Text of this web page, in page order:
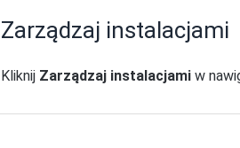
Zarządzaj instalacjami
Kliknij Zarządzaj instalacjami w